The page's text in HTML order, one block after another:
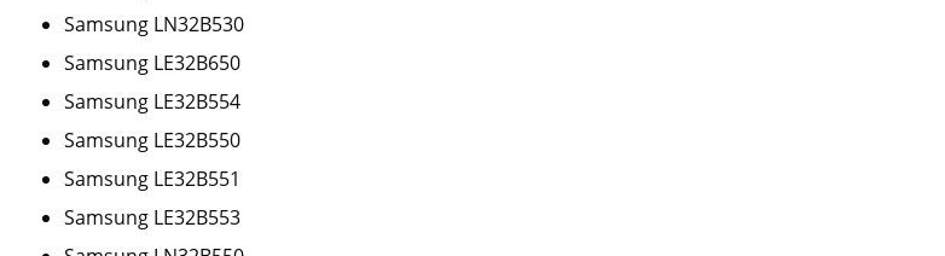
Samsung LN32B530
Samsung LE32B650
Samsung LE32B554
Samsung LE32B550
Samsung LE32B551
Samsung LE32B553